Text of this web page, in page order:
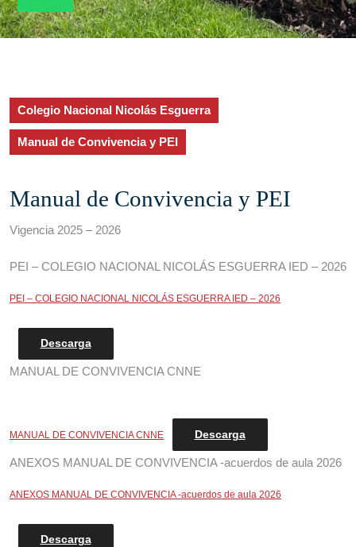
Colegio Nacional Nicolás Esguerra
Manual de Convivencia y PEI
Manual de Convivencia y PEI
Vigencia 2025 – 2026
PEI – COLEGIO NACIONAL NICOLÁS ESGUERRA IED – 2026
PEI – COLEGIO NACIONAL NICOLÁS ESGUERRA IED – 2026
Descarga
MANUAL DE CONVIVENCIA CNNE
MANUAL DE CONVIVENCIA CNNE Descarga
ANEXOS MANUAL DE CONVIVENCIA -acuerdos de aula 2026
ANEXOS MANUAL DE CONVIVENCIA -acuerdos de aula 2026
Descarga